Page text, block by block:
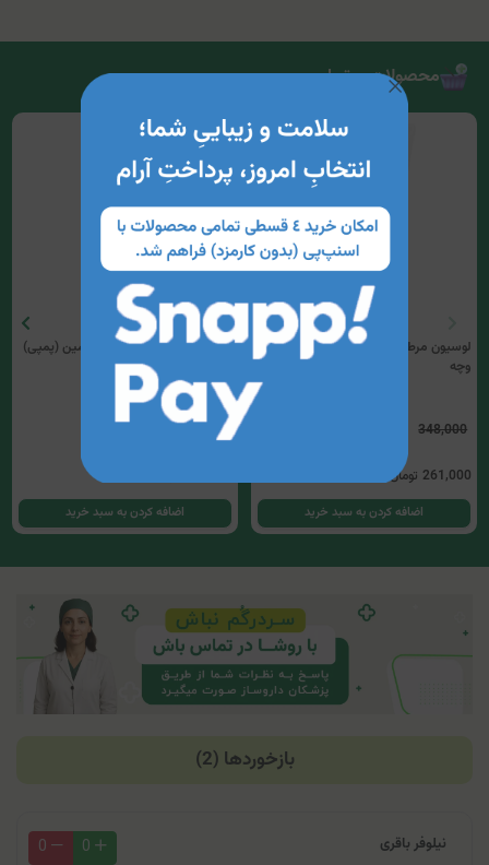
محصولات مرتبط
25%تخفیف
لوسیون مرطوب کننده و شفاف کننده بدن
وچه
348,000
261,000 تومان
اضافه کردن به سبد خرید
لوسیون بدن حاوی اوسرین ثمین (پمپی)
2.5
اضافه کردن به سبد خرید
بازخوردها (2)
نیلوفر باقری 0
0